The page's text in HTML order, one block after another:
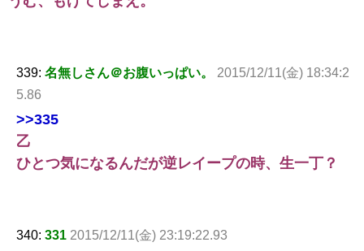
339: 名無しさん＠お腹いっぱい。
2015/12/11(金) 18:34:2
5.86
>>335
乙
ひとつ気になるんだが逆レイープの時、生一丁？
340: 331 2015/12/11(金) 23:19:22.93